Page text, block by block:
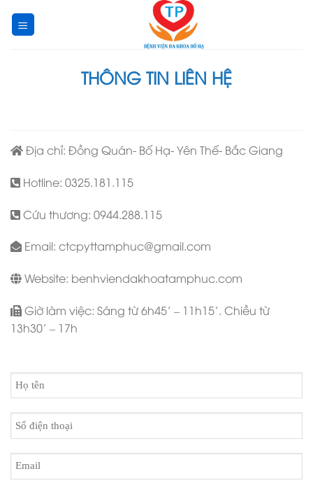
THÔNG TIN LIÊN HỆ
Địa chỉ: Đồng Quán- Bố Hạ- Yên Thế- Bắc Giang
Hotline: 0325.181.115
Cứu thương: 0944.288.115
Email: ctcpyttamphuc@gmail.com
Website: benhviendakhoatamphuc.com
Giờ làm việc: Sáng từ 6h45’ – 11h15’. Chiều từ
13h30’ – 17h